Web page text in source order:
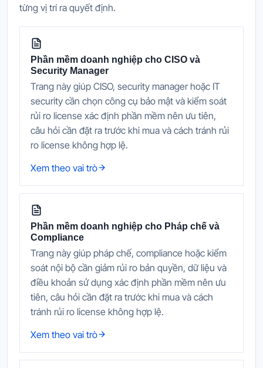
từng vị trí ra quyết định.
Phần mềm doanh nghiệp cho CISO và
Security Manager
Trang này giúp CISO, security manager hoặc IT
security cần chọn công cụ bảo mật và kiểm soát
rủi ro license xác định phần mềm nên ưu tiên,
câu hỏi cần đặt ra trước khi mua và cách tránh rủi
ro license không hợp lệ.
Xem theo vai trò
Phần mềm doanh nghiệp cho Pháp chế và
Compliance
Trang này giúp pháp chế, compliance hoặc kiểm
soát nội bộ cần giảm rủi ro bản quyền, dữ liệu và
điều khoản sử dụng xác định phần mềm nên ưu
tiên, câu hỏi cần đặt ra trước khi mua và cách
tránh rủi ro license không hợp lệ.
Xem theo vai trò